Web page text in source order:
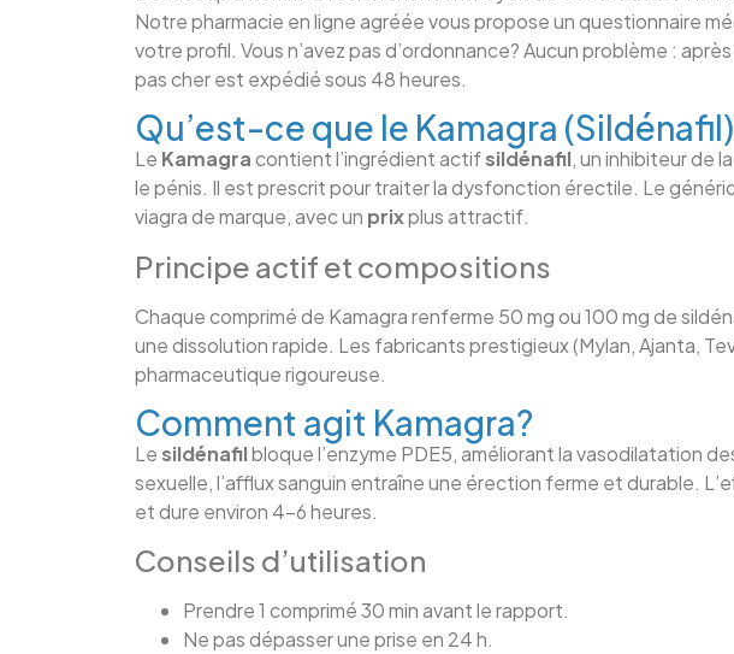
Notre pharmacie en ligne agréée vous propose un questionnaire
votre profil. Vous n’avez pas d’ordonnance? Aucun problème :
pas cher est expédié sous 48 heures.
Qu’est-ce que le Kamagra
Le Kamagracontient l’ingrédient actifsildénafil, un inhibiteur de
le pénis. Il est prescrit pour traiter la dysfonction érectile. Le
viagra de marque, avec un prixplus attractif.
Principe actif et compositions
Chaque comprimé de Kamagra renferme 50 mg ou 100 mg de
une dissolution rapide. Les fabricants prestigieux (Mylan, Ajanta,
pharmaceutique rigoureuse.
Comment agit Kamagra?
Lesildénafilbloque l’enzyme PDE5, améliorant la vasodilatation
sexuelle, l’afflux sanguin entraîne une érection ferme et durable.
et dure environ 4–6 heures.
Conseils d’utilisation
Prendre 1 comprimé 30 min avant le rapport.
Ne pas dépasser une prise en 24 h.